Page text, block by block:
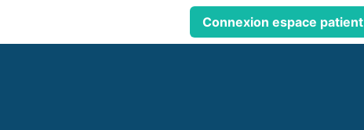
Connexion espace patient